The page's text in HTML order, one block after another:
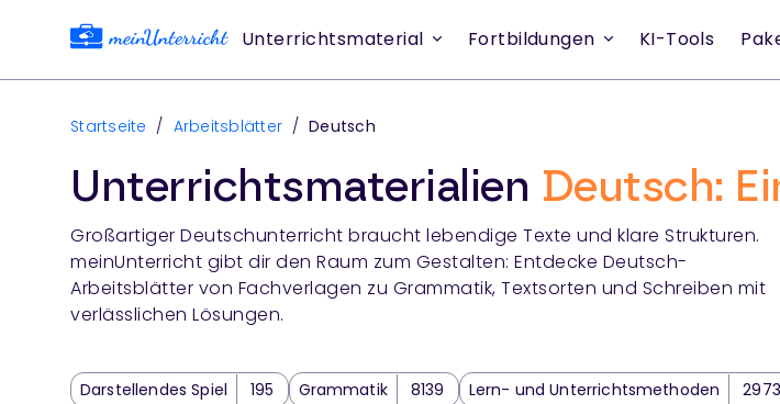
Unterrichtsmaterial Fortbildungen KI-Tools
Startseite / Arbeitsblätter / Deutsch
Unterrichtsmaterialien Deutsch:
Großartiger Deutschunterricht braucht lebendige Texte und klare Strukturen.
meinUnterricht gibt dir den Raum zum Gestalten: Entdecke Deutsch-
Arbeitsblätter von Fachverlagen zu Grammatik, Textsorten und Schreiben mit
verlässlichen Lösungen.
Darstellendes Spiel 195 Grammatik 8139 Lern- und Unterrichtsmethoden 2973